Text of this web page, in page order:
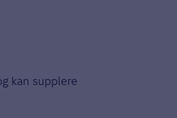
kan supplere